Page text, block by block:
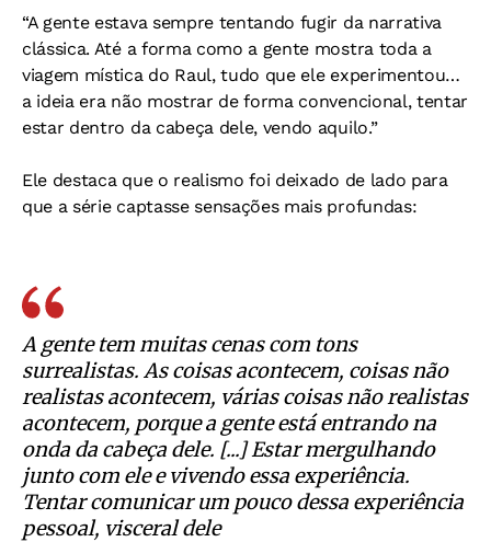
“A gente estava sempre tentando fugir da narrativa
clássica. Até a forma como a gente mostra toda a
viagem mística do Raul, tudo que ele experimentou…
a ideia era não mostrar de forma convencional, tentar
estar dentro da cabeça dele, vendo aquilo.”
Ele destaca que o realismo foi deixado de lado para
que a série captasse sensações mais profundas:
A gente tem muitas cenas com tons
surrealistas. As coisas acontecem, coisas não
realistas acontecem, várias coisas não realistas
acontecem, porque a gente está entrando na
onda da cabeça dele. [...] Estar mergulhando
junto com ele e vivendo essa experiência.
Tentar comunicar um pouco dessa experiência
pessoal, visceral dele